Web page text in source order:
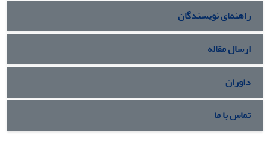
راهنمای نویسندگان
ارسال مقاله
داوران
تماس با ما